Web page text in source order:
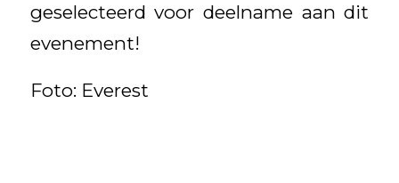
geselecteerd voor deelname aan dit
evenement!
Foto: Everest